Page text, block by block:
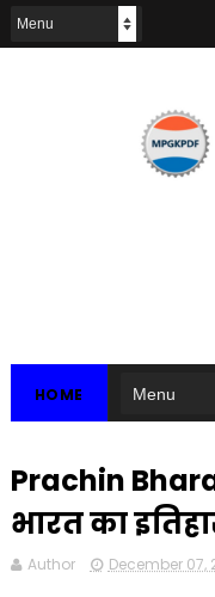
HOME
Prachin
भारत का
Author December 07,